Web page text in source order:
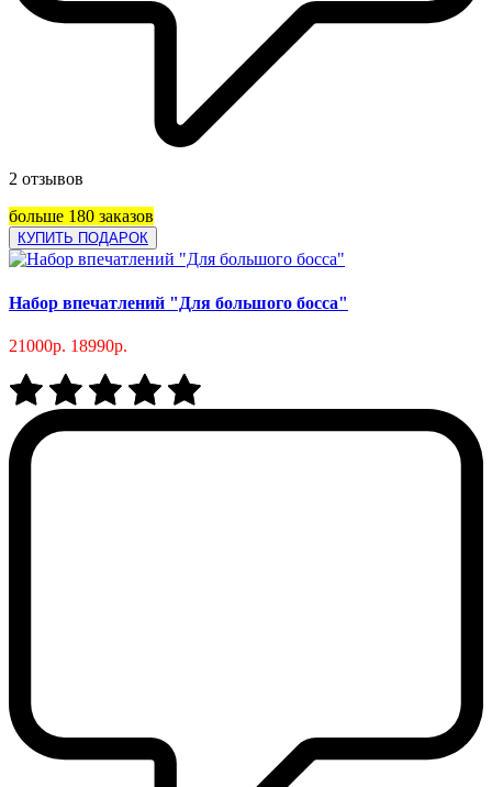
2 отзывов
больше 180 заказов
КУПИТЬ ПОДАРОК
Набор впечатлений "Для большого босса"
21000р. 18990р.